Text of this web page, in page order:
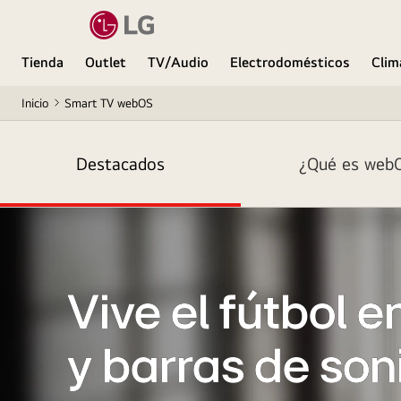
Tienda Outlet TV/Audio Electrodomésticos
Inicio Smart TV webOS
Destacados ¿Qué es
Vive el fútbol
y barras de